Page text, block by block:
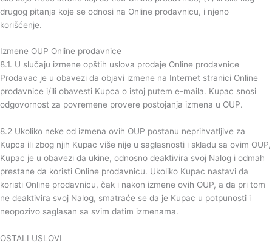
drugog pitanja koje se odnosi na Online prodavnicu, i njeno
korišćenje.
Izmene OUP Online prodavnice
8.1. U slučaju izmene opštih uslova prodaje Online prodavnice
Prodavac je u obavezi da objavi izmene na Internet stranici Online
prodavnice i/ili obavesti Kupca o istoj putem e-maila. Kupac snosi
odgovornost za povremene provere postojanja izmena u OUP.
8.2 Ukoliko neke od izmena ovih OUP postanu neprihvatljive za
Kupca ili zbog njih Kupac više nije u saglasnosti i skladu sa ovim OUP,
Kupac je u obavezi da ukine, odnosno deaktivira svoj Nalog i odmah
prestane da koristi Online prodavnicu. Ukoliko Kupac nastavi da
koristi Online prodavnicu, čak i nakon izmene ovih OUP, a da pri tom
ne deaktivira svoj Nalog, smatraće se da je Kupac u potpunosti i
neopozivo saglasan sa svim datim izmenama.
OSTALI USLOVI